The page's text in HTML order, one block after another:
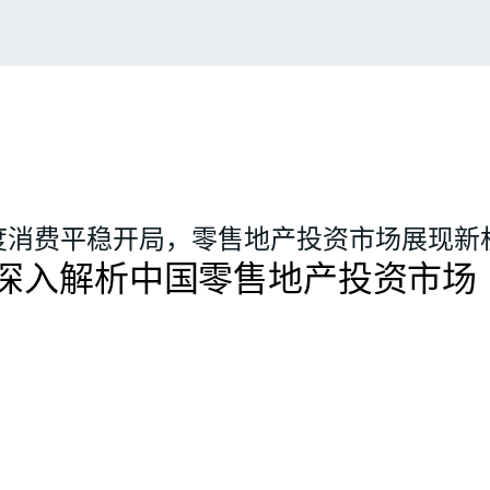
消费平稳开局，零售地产投资市场展现新
入解析中国零售地产投资市场